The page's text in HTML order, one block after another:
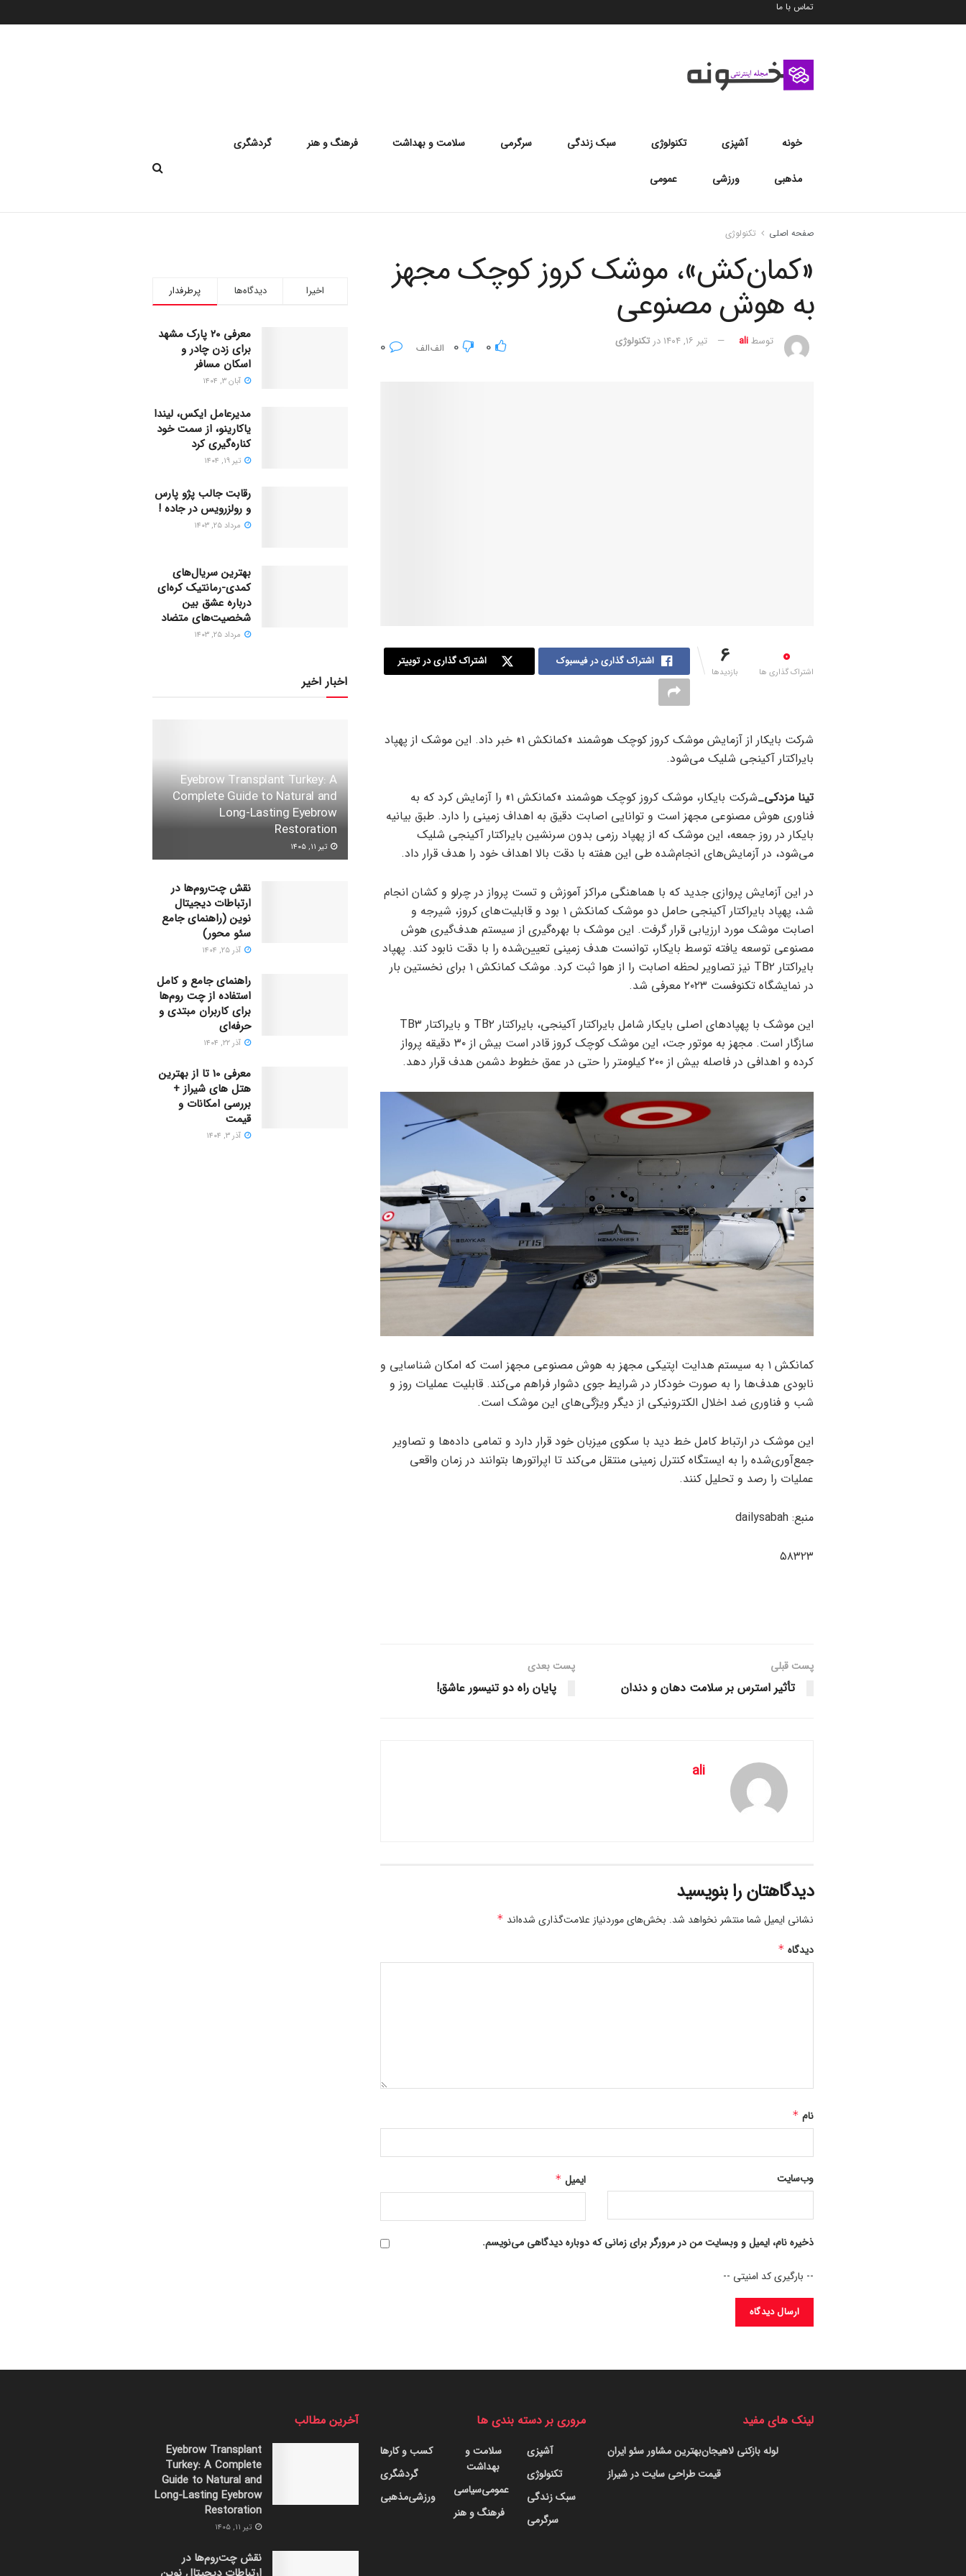
تماس با ما
خونه آشپزی تکنولوژی سبک زندگی سرگرمی سلامت و بهداشت فرهنگ و هنر گردشگری
مذهبی ورزشی عمومی
صفحه اصلی تکنولوژی
«کمان‌کش»، موشک کروز کوچک مجهز
به هوش مصنوعی
توسط ali تیر ۱۶, ۱۴۰۴ در تکنولوژی 0
0
0
اشتراک گذاری ها
6
بازدیدها
اشتراک گذاری در فیسبوک اشتراک گذاری در توییتر
شرکت بایکار از آزمایش موشک کروز کوچک هوشمند «کمانکش ۱» خبر داد. این موشک از پهپاد
بایراکتار آکینجی شلیک می‌شود.
تینا مزدکی_
شرکت بایکار، موشک کروز کوچک هوشمند «کمانکش ۱» را آزمایش کرد که به
فناوری هوش مصنوعی مجهز است و توانایی اصابت دقیق به اهداف زمینی را دارد. طبق بیانیه
بایکار در روز جمعه، این موشک که از پهپاد رزمی بدون سرنشین بایراکتار آکینجی شلیک
می‌شود، در آزمایش‌های انجام‌شده طی این هفته با دقت بالا اهداف خود را هدف قرار داد.
در این آزمایش پروازی جدید که با هماهنگی مراکز آموزش و تست پرواز در چرلو و کشان انجام
شد، پهپاد بایراکتار آکینجی حامل دو موشک کمانکش ۱ بود و قابلیت‌های کروز، شیرجه و
اصابت موشک مورد ارزیابی قرار گرفت. این موشک با بهره‌گیری از سیستم هدف‌گیری هوش
مصنوعی توسعه یافته توسط بایکار، توانست هدف زمینی تعیین‌شده را با دقت نابود کند. پهپاد
بایراکتار TB۲ نیز تصاویر لحظه اصابت را از هوا ثبت کرد. موشک کمانکش ۱ برای نخستین بار
در نمایشگاه تکنوفست ۲۰۲۳ معرفی شد.
این موشک با پهپادهای اصلی بایکار شامل بایراکتار آکینجی، بایراکتار TB۲ و بایراکتار TB۳
سازگار است. مجهز به موتور جت، این موشک کوچک کروز قادر است بیش از ۳۰ دقیقه پرواز
کرده و اهدافی در فاصله بیش از ۲۰۰ کیلومتر را حتی در عمق خطوط دشمن هدف قرار دهد.
کمانکش ۱ به سیستم هدایت اپتیکی مجهز به هوش مصنوعی مجهز است که امکان شناسایی و
نابودی هدف‌ها را به صورت خودکار در شرایط جوی دشوار فراهم می‌کند. قابلیت عملیات روز و
شب و فناوری ضد اخلال الکترونیکی از دیگر ویژگی‌های این موشک است.
این موشک در ارتباط کامل خط دید با سکوی میزبان خود قرار دارد و تمامی داده‌ها و تصاویر
جمع‌آوری‌شده را به ایستگاه کنترل زمینی منتقل می‌کند تا اپراتورها بتوانند در زمان واقعی
عملیات را رصد و تحلیل کنند.
منبع: dailysabah
۵۸۳۲۳
پست قبلی
تأثیر استرس بر سلامت دهان و دندان
پست‌ بعدی
پایان راه دو تنیسور عاشق!
ali
دیدگاهتان را بنویسید
نشانی ایمیل شما منتشر نخواهد شد. بخش‌های موردنیاز علامت‌گذاری شده‌اند *
دیدگاه *
نام *
ایمیل * وب‌سایت
ذخیره نام، ایمیل و وبسایت من در مرورگر برای زمانی که دوباره دیدگاهی می‌نویسم.
-- بارگیری کد امنیتی --
پرطرفدار دیدگاه‌ها اخیرا
معرفی ۲۰ پارک مشهد
برای زدن چادر و
اسکان مسافر
آبان ۳, ۱۴۰۴
مدیرعامل ایکس، لیندا
یاکارینو، از سمت خود
کناره‌گیری کرد
تیر ۱۹, ۱۴۰۴
رقابت جالب پژو پارس
و رولزرویس در جاده !
مرداد ۲۵, ۱۴۰۳
بهترین سریال‌های
کمدی-رمانتیک کره‌ای
دربارۀ عشق بین
شخصیت‌های متضاد
مرداد ۲۵, ۱۴۰۳
اخبار اخیر
Eyebrow Transplant Turkey: A
Complete Guide to Natural and
Long-Lasting Eyebrow
Restoration
تیر ۱۱, ۱۴۰۵
نقش چت‌روم‌ها در
ارتباطات دیجیتال
نوین (راهنمای جامع
سئو محور)
آذر ۲۵, ۱۴۰۴
راهنمای جامع و کامل
استفاده از چت روم‌ها
برای کاربران مبتدی و
حرفه‌ای
آذر ۲۲, ۱۴۰۴
معرفی 10 تا از بهترین
هتل های شیراز +
بررسی امکانات و
قیمت
آذر ۳, ۱۴۰۴
لینک های مفید
بهترین مشاور سئو ایرانلوله بازکنی لاهیجان
قیمت طراحی سایت در شیراز
مروری بر دسته بندی ها
آشپزی
تکنولوژی
سبک زندگی
سرگرمی
سلامت و
بهداشت
سیاسیعمومی
فرهنگ و هنر
کسب و کارها
گردشگری
مذهبیورزشی
آخرین مطالب
Eyebrow Transplant
Turkey: A Complete
Guide to Natural and
Long-Lasting Eyebrow
Restoration
تیر ۱۱, ۱۴۰۵
نقش چت‌روم‌ها در